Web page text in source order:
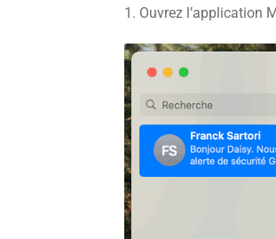
1. Ouvrez l’application